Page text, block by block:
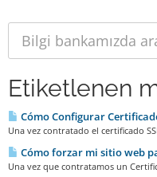
Etiketlenen
Cómo Configurar
Una vez contratado el certificado
Cómo forzar mi sitio web
Una vez que contratamos un